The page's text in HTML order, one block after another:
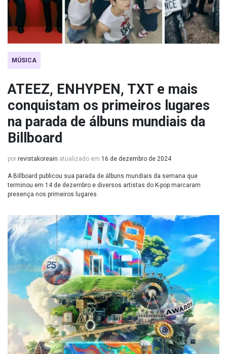
MÚSICA
ATEEZ, ENHYPEN, TXT e mais
conquistam os primeiros lugares
na parada de álbuns mundiais da
Billboard
por revistakoreain atualizado em 16 de dezembro de 2024
A Billboard publicou sua parada de álbuns mundiais da semana que
terminou em 14 de dezembro e diversos artistas do K-pop marcaram
presença nos primeiros lugares.